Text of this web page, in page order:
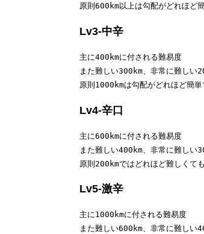
原則600km以上は勾配がどれほど
Lv3-中辛
主に400kmに付される難易度
また難しい300km、非常に難しい
原則1000kmは勾配がどれほど簡
Lv4-辛口
主に600kmに付される難易度
また難しい400km、非常に難しい
原則200kmではどれほど難しくて
Lv5-激辛
主に1000kmに付される難易度
また難しい600km、非常に難しい